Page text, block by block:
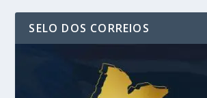
SELO DOS CORREIOS